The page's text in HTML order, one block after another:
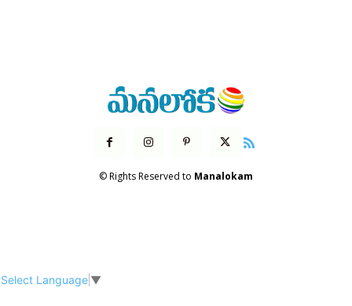
© Rights Reserved to Manalokam
Select Language ▼